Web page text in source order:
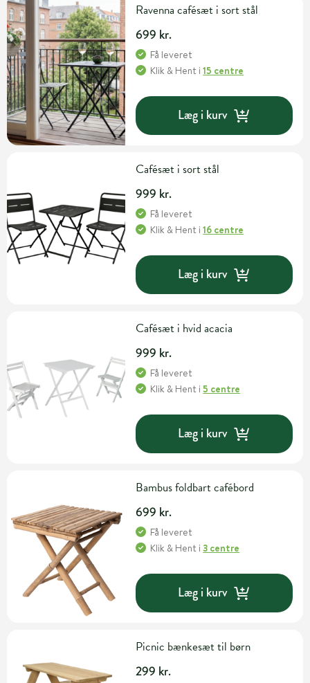
Ravenna cafésæt i sort stål
699 kr.
Få leveret
Klik & Hent i15 centre
Læg i kurv
Cafésæt i sort stål
999 kr.
Få leveret
Klik & Hent i16 centre
Læg i kurv
Cafésæt i hvid acacia
999 kr.
Få leveret
Klik & Hent i5 centre
Læg i kurv
Bambus foldbart cafébord
699 kr.
Få leveret
Klik & Hent i3 centre
Læg i kurv
Picnic bænkesæt til børn
299 kr.